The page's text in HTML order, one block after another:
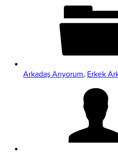
Arkadaş Arıyorum, Erkek